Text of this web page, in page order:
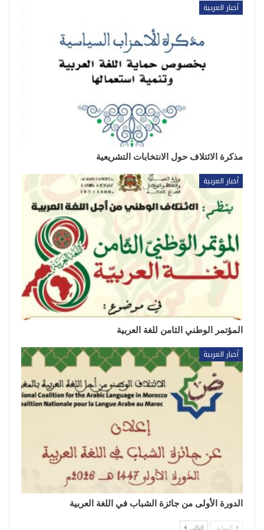
أخبار العربية
مذكرة الائتلاف حول الانتخابات التشريعية
أخبار العربية
المؤتمر الوطني الثامن للغة العربية
أخبار العربية
الدورة الأولى من جائزة الشباب في اللغة العربية
السابق التالي